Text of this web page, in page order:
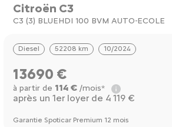
Citroën C3
C3 (3) BLUEHDI 100 BVM AUTO-ECOLE
Diesel 52208 km 10/2024
13690 €
à partir de 114 € /mois*
après un 1er loyer de 4 119 €
Garantie Spoticar Premium 12 mois